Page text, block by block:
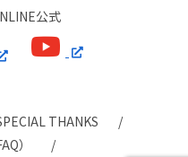
公式
THANKS
）